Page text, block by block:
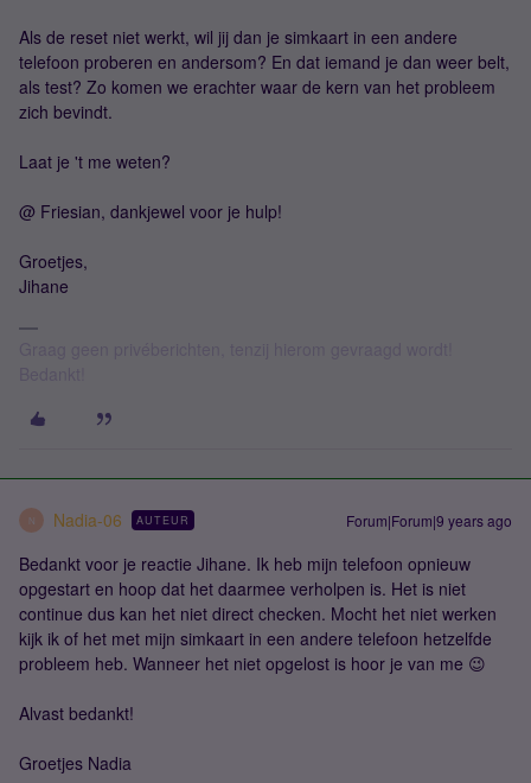
Als de reset niet werkt, wil jij dan je simkaart in een andere
telefoon proberen en andersom? En dat iemand je dan weer belt,
als test? Zo komen we erachter waar de kern van het probleem
zich bevindt.
Laat je 't me weten?
@ Friesian, dankjewel voor je hulp!
Groetjes,
Jihane
N Nadia-06 AUTEUR Forum|Forum|9 years ago
Bedankt voor je reactie Jihane. Ik heb mijn telefoon opnieuw
opgestart en hoop dat het daarmee verholpen is. Het is niet
continue dus kan het niet direct checken. Mocht het niet werken
kijk ik of het met mijn simkaart in een andere telefoon hetzelfde
probleem heb. Wanneer het niet opgelost is hoor je van me 😉
Alvast bedankt!
Groetjes Nadia